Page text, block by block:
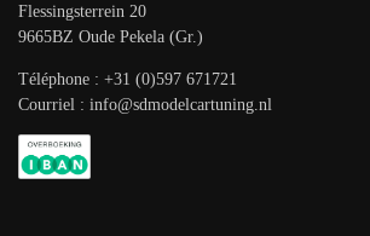
Flessingsterrein 20
9665BZ Oude Pekela (Gr.)
Téléphone : +31 (0)597 671721
Courriel : info@sdmodelcartuning.nl